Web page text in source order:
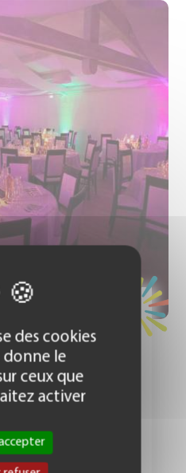
€ TTC
MISE EN
des cookies
donne le
ceux que
activer